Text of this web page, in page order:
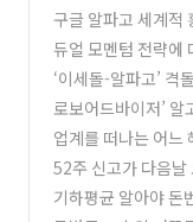
구글 알파고 세계
로보어드바이저 세
듀얼 모멘텀 전략에
‘이세돌-알파고’ 격
모 스마트쿠스’ 시대
로보어드바이저’
년 亞 최대업체될 것
업계를 떠나는 어느
52주 신고가 다음날
0%P 높았다 (0)
기하평균 알아야 돈